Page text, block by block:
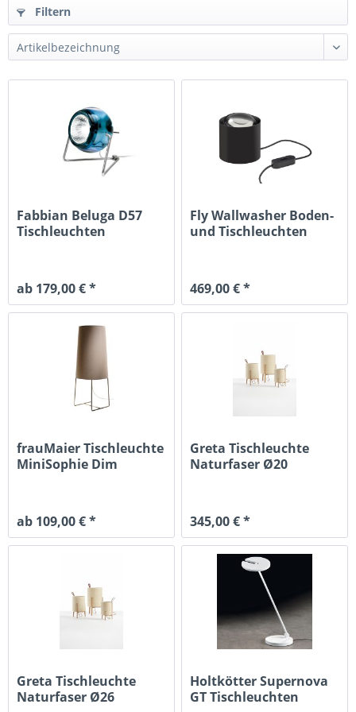
Filtern
Fabbian Beluga D57
Tischleuchten
ab 179,00 € *
Fly Wallwasher Boden-
und Tischleuchten
469,00 € *
frauMaier Tischleuchte
MiniSophie Dim
ab 109,00 € *
Greta Tischleuchte
Naturfaser Ø20
345,00 € *
Greta Tischleuchte
Naturfaser Ø26
Holtkötter Supernova
GT Tischleuchten